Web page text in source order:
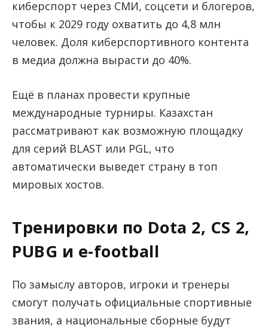
киберспорт через СМИ, соцсети и блогеров,
чтобы к 2029 году охватить до 4,8 млн
человек. Доля киберспортивного контента
в медиа должна вырасти до 40%.
Ещё в планах провести крупные
международные турниры. Казахстан
рассматривают как возможную площадку
для серий BLAST или PGL, что
автоматически выведет страну в топ
мировых хостов.
Тренировки по Dota 2, CS 2,
PUBG и e-football
По замыслу авторов, игроки и тренеры
смогут получать официальные спортивные
звания, а национальные сборные будут